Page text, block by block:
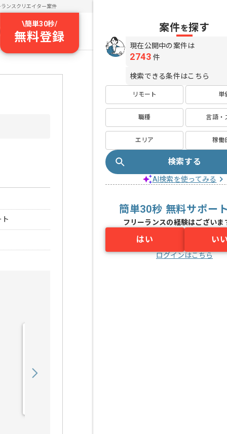
ランスクリエイター案件
\簡単30秒/
無料登録
案件を探す
現在公開中の案件は
2743 件
検索できる条件はこちら
リモート 単
職種 言語・
エリア 稼働
検索する
AI検索を使ってみる
簡単30秒 無料サポー
フリーランスの経験はございま
はい い
ログインはこちら